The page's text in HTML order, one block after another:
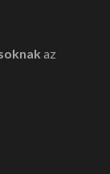
az